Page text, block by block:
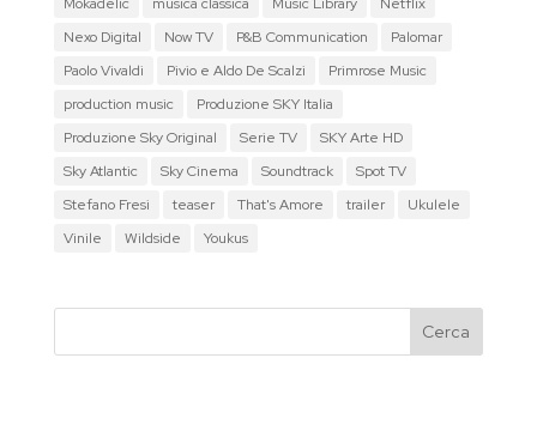
Mokadelic
musica classica Music Library
Netflix
Nexo Digital
Now TV P&B Communication
Palomar
Paolo Vivaldi
Pivio e Aldo De Scalzi
Primrose Music
production music
Produzione SKY Italia
Produzione Sky Original
Serie TV
SKY Arte HD
Sky Atlantic
Sky Cinema Soundtrack
Spot TV
Stefano Fresi
teaser That's Amore trailer
Ukulele
Vinile
Wildside Youkus